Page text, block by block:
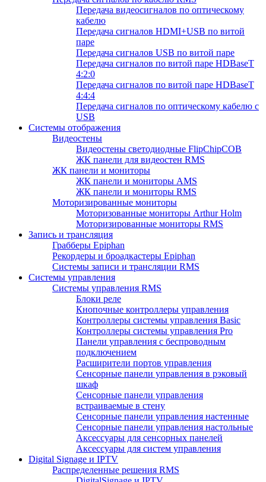
Передача видеосигналов по оптическому
кабелю
Передача сигналов HDMI+USB по витой
паре
Передача сигналов USB по витой паре
Передача сигналов по витой паре HDBaseT
4:2:0
Передача сигналов по витой паре HDBaseT
4:4:4
Передача сигналов по оптическому кабелю с
USB
Системы отображения
Видеостены
Видеостены светодиодные FlipChipCOB
ЖК панели для видеостен RMS
ЖК панели и мониторы
ЖК панели и мониторы AMS
ЖК панели и мониторы RMS
Моторизированные мониторы
Моторизованные мониторы Arthur Holm
Моторизированные мониторы RMS
Запись и трансляция
Грабберы Epiphan
Рекордеры и броадкастеры Epiphan
Системы записи и трансляции RMS
Системы управления
Системы управления RMS
Блоки реле
Кнопочные контроллеры управления
Контроллеры системы управления Basic
Контроллеры системы управления Pro
Панели управления с беспроводным
подключением
Расширители портов управления
Сенсорные панели управления в рэковый
шкаф
Сенсорные панели управления
встраиваемые в стену
Сенсорные панели управления настенные
Сенсорные панели управления настольные
Аксессуары для сенсорных панелей
Аксессуары для систем управления
Digital Signage и IPTV
Распределенные решения RMS